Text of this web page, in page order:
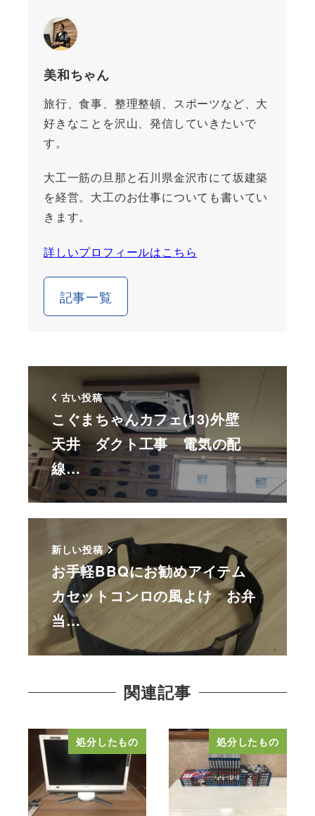
美和ちゃん
旅行、食事、整理整頓、スポーツなど、大
好きなことを沢山、発信していきたいで
す。
大工一筋の旦那と石川県金沢市にて坂建築
を経営。大工のお仕事についても書いてい
きます。
詳しいプロフィールはこちら
記事一覧
古い投稿
こぐまちゃんカフェ(13)外壁
天井 ダクト工事 電気の配
線…
新しい投稿
お手軽BBQにお勧めアイテム
カセットコンロの風よけ お弁
当…
関連記事
処分したもの 処分したもの